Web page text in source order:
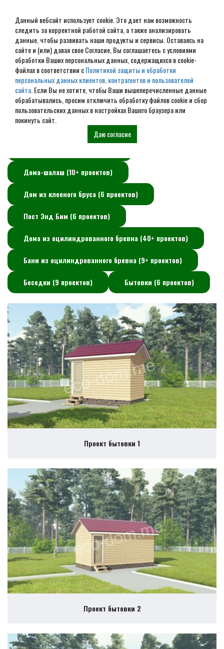
Данный вебсайт использует cookie. Это дает нам возможность
следить за корректной работой сайта, а также анализировать
данные, чтобы развивать наши продукты и сервисы. Оставаясь на
сайте и (или) давая свое Согласие, Вы соглашаетесь с условиями
обработки Ваших персональных данных, содержащихся в cookie-
файлах в соответствии сПолитикой защиты и обработки
персональных данных клиентов, контрагентов и пользователей
сайта . Если Вы не хотите, чтобы Ваши вышеперечисленные данные
обрабатывались, просим отключить обработку файлов cookie и сбор
пользовательских данных в настройках Вашего браузера или
покинуть сайт.
Даю согласие
Бытовки
Элитные дома из бруса (50+ проектов)
Дома из бруса (50+ проектов)
Дома-шалаш (10+ проектов)
Дом из клееного бруса (6 проектов)
Пост Энд Бим (6 проектов)
Дома из оцилиндрованного бревна (40+ проектов)
Бани из оцилиндрованного бревна (9+ проектов)
Беседки (9 проектов) Бытовки (6 проектов)
Проект бытовки 1
Проект бытовки 2